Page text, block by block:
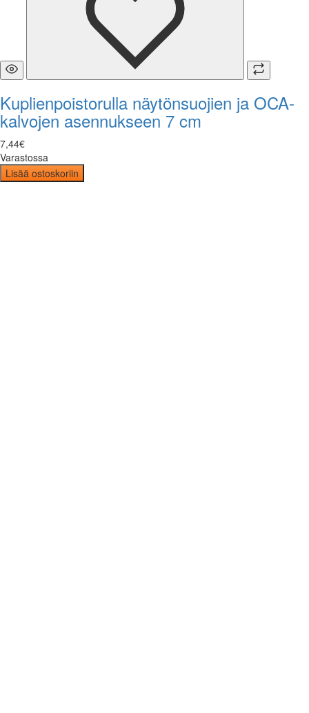
Kuplienpoistorulla näytönsuojien ja OCA-
kalvojen asennukseen 7 cm
7,44€
Varastossa
Lisää ostoskoriin